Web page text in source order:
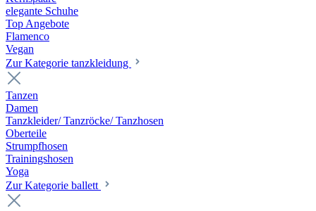
elegante Schuhe
Top Angebote
Flamenco
Vegan
Zur Kategorie tanzkleidung
Tanzen
Damen
Tanzkleider/ Tanzröcke/ Tanzhosen
Oberteile
Strumpfhosen
Trainingshosen
Yoga
Zur Kategorie ballett